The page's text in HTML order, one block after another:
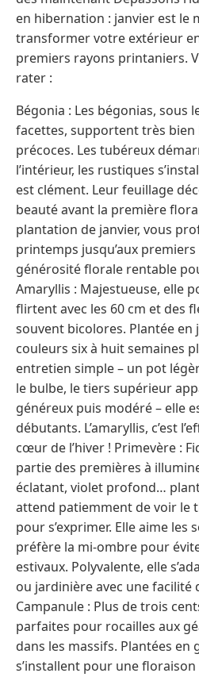
en hibernation : janvier est le
transformer votre extérieur
premiers rayons printaniers.
rater :
Bégonia : Les bégonias, sous
facettes, supportent très bien
précoces. Les tubéreux
l’intérieur, les rustiques
est clément. Leur feuillage
beauté avant la première
plantation de janvier, vous
printemps jusqu’aux
générosité florale rentable
Amaryllis : Majestueuse, elle
flirtent avec les 60 cm et des
souvent bicolores. Plantée en
couleurs six à huit semaines
entretien simple – un pot
le bulbe, le tiers supérieur
généreux puis modéré – elle
débutants. L’amaryllis, c’est
cœur de l’hiver ! Primevère :
partie des premières à
éclatant, violet profond…
attend patiemment de voir le
pour s’exprimer. Elle aime les
préfère la mi-ombre pour
estivaux. Polyvalente, elle
ou jardinière avec une facilité
Campanule : Plus de trois
parfaites pour rocailles aux
dans les massifs. Plantées en
s’installent pour une